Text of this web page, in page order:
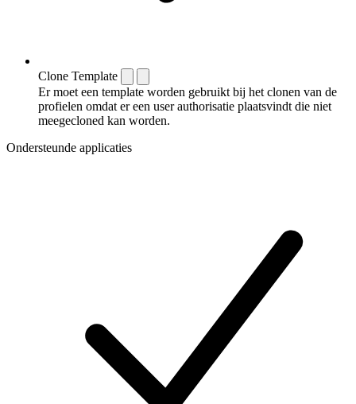
Clone Template
Er moet een template worden gebruikt bij het clonen van de
profielen omdat er een user authorisatie plaatsvindt die niet
meegecloned kan worden.
Ondersteunde applicaties